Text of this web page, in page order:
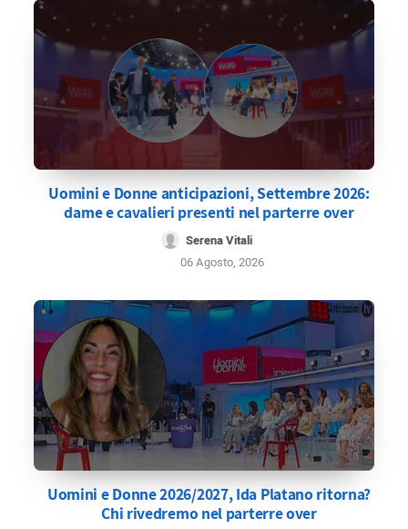
Uomini e Donne anticipazioni, Settembre 2026:
dame e cavalieri presenti nel parterre over
Serena Vitali
06 Agosto, 2026
Uomini e Donne 2026/2027, Ida Platano ritorna?
Chi rivedremo nel parterre over